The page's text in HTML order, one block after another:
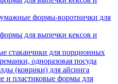
формы-воротнички для
для выпечки кексов и
стаканчики для порционных
одноразовая посуда
(коврики) для айсинга
и пластиковые формы для